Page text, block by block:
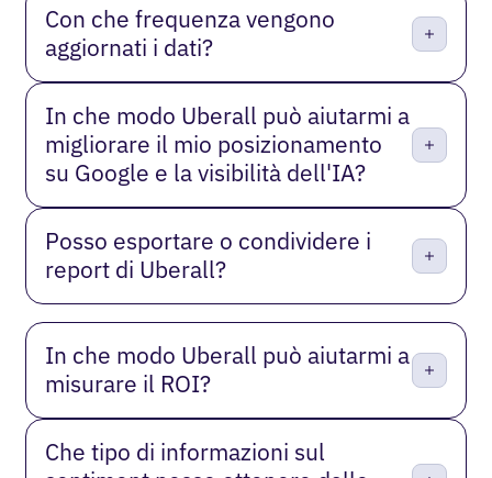
Con che frequenza vengono
aggiornati i dati?
In che modo Uberall può aiutarmi a
migliorare il mio posizionamento
su Google e la visibilità dell'IA?
Posso esportare o condividere i
report di Uberall?
In che modo Uberall può aiutarmi a
misurare il ROI?
Che tipo di informazioni sul